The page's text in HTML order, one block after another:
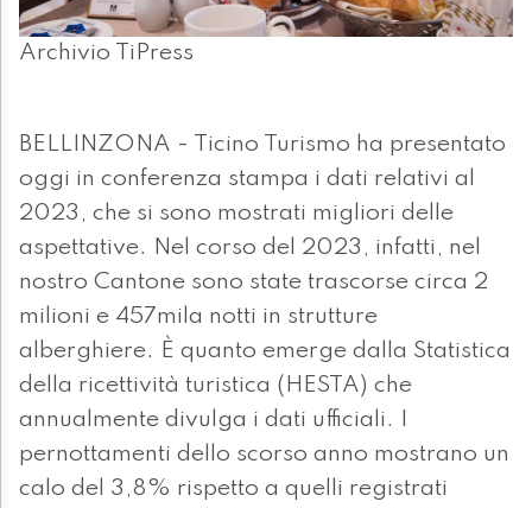
Archivio TiPress
BELLINZONA - Ticino Turismo ha presentato
oggi in conferenza stampa i dati relativi al
2023, che si sono mostrati migliori delle
aspettative. Nel corso del 2023, infatti, nel
nostro Cantone sono state trascorse circa 2
milioni e 457mila notti in strutture
alberghiere. È quanto emerge dalla Statistica
della ricettività turistica (HESTA) che
annualmente divulga i dati ufficiali. I
pernottamenti dello scorso anno mostrano un
calo del 3,8% rispetto a quelli registrati